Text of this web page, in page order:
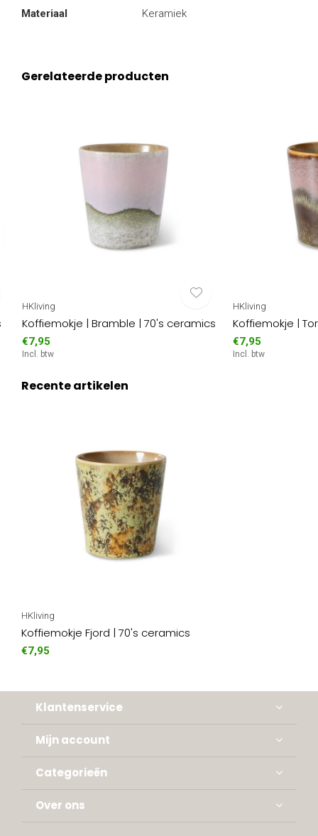
Materiaal
Keramiek
Gerelateerde producten
HKliving
Koffiemokje | Bramble | 70's ceramics
€7,95
Incl. btw
HKliving
Koffiemokje |
€7,95
Incl. btw
Recente artikelen
HKliving
Koffiemokje Fjord | 70's ceramics
€7,95
Klantenservice
Mijn account
Categorieën
Over ons